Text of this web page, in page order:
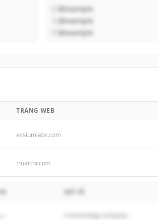
@example
@example
@example
TRANG WEB
essiumlabs.com
truarthr.com
A technology company...